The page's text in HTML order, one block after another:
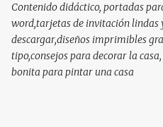
Contenido didáctico, portadas
word,tarjetas de invitación lindas
descargar,diseños imprimibles
tipo,consejos para decorar la
bonita para pintar una casa